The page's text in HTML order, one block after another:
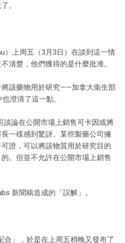
。
）上周五（3月3日）在談到這一情
清楚，他們獲得的是什麼批准。
該藥物用於研究——加拿大衛生部
澄清了這一點。
談論在公開市場上銷售可卡因或將
一樣感到驚訝。某些製藥公司擁
證，可以將該物質用於研究目的
。但並不允許在公開市場上銷售
新聞稿造成的「誤解」。
合」，於是在上周五稍晚又發布了